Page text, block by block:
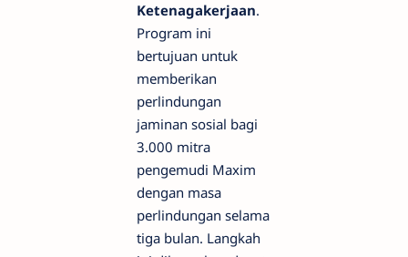
Ketenagakerjaan.
Program ini
bertujuan untuk
memberikan
perlindungan
jaminan sosial bagi
3.000 mitra
pengemudi Maxim
dengan masa
perlindungan selama
tiga bulan. Langkah